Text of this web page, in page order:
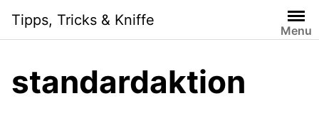
content
Tipps, Tricks & Kniffe
Menu
standardaktion